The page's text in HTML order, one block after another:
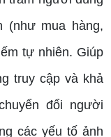
(như mua hàng,
tự nhiên. Giúp
truy cập và khả
đổi người
các yếu tố ảnh